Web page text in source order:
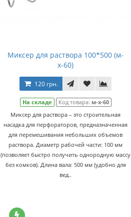
Миксер для раствора 100*500 (м-
х-60)
120 грн.
На складе Код товара: м-х-60
Миксер для раствора – это строительная
насадка для перфораторов, предназначенная
для перемешивания небольших объемов
раствора. Диаметр рабочей части: 100 мм
(позволяет быстро получить однородную массу
без комков). Длина вала: 500 мм (удобно для
вед..